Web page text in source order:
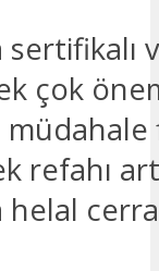
çok
refahı
helal